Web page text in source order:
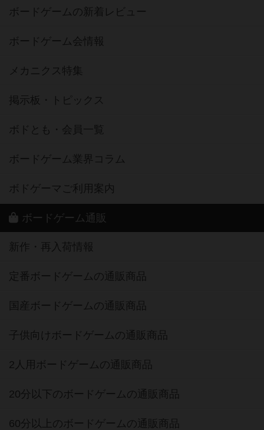
ボードゲームの新着レビュー
ボードゲーム会情報
メカニクス特集
掲示板・トピックス
ボドとも・会員一覧
ボードゲーム業界コラム
ボドゲーマご利用案内
ボードゲーム通販
新作・再入荷情報
定番ボードゲームの通販商品
国産ボードゲームの通販商品
子供向けボードゲームの通販商品
2人用ボードゲームの通販商品
20分以下のボードゲームの通販商品
60分以上のボードゲームの通販商品